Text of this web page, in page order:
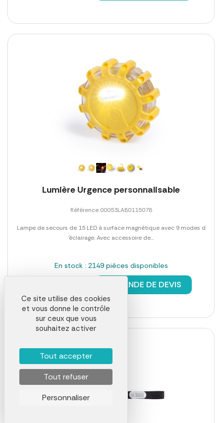
Lumière Urgence personnalisable
Référence 00053LAB0115078
Lampe de secours de 15 LED à surface magnétique avec 9 modes d
´éclairage. Avec accessoire de...
En stock : 2149 pièces disponibles
DEMANDE DE DEVIS
Ce site utilise des cookies
et vous donne le contrôle
sur ceux que vous
souhaitez activer
Tout accepter
Tout refuser
Personnaliser